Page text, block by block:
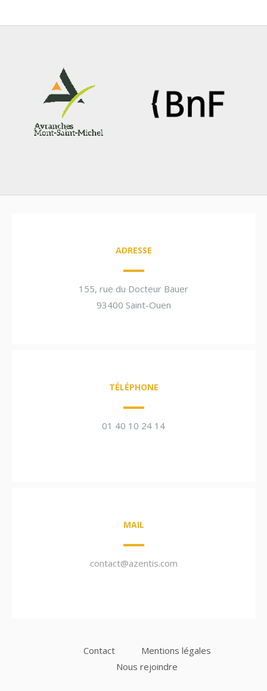
ADRESSE
155, rue du Docteur Bauer
93400 Saint-Ouen
TÉLÉPHONE
01 40 10 24 14
MAIL
contact@azentis.com
Contact
Mentions légales
Nous rejoindre